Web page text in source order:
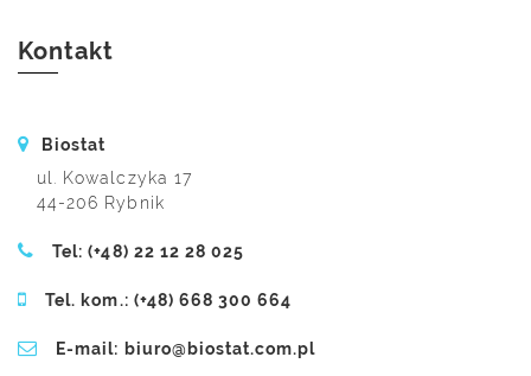
Kontakt
Biostat
ul. Kowalczyka 17
44-206 Rybnik
Tel: (+48) 22 12 28 025
Tel. kom.: (+48) 668 300 664
E-mail: biuro@biostat.com.pl